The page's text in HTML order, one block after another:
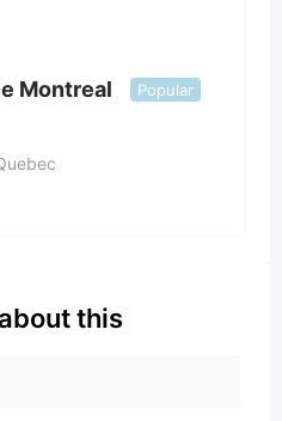
Montreal Popular
this